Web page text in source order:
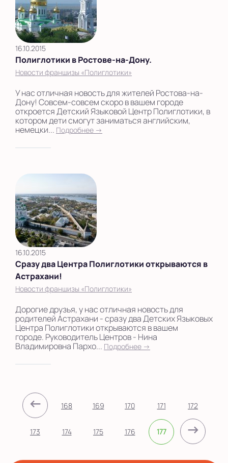
16.10.2015
Полиглотики в Ростове-на-Дону.
Новости франшизы «Полиглотики»
У нас отличная новость для жителей Ростова-на-
Дону! Совсем-совсем скоро в вашем городе
откроется Детский Языковой Центр Полиглотики, в
котором дети смогут заниматься английским,
немецки... Подробнее →
16.10.2015
Сразу два Центра Полиглотики открываются в
Астрахани!
Новости франшизы «Полиглотики»
Дорогие друзья, у нас отличная новость для
родителей Астрахани - сразу два Детских Языковых
Центра Полиглотики открываются в вашем
городе. Руководитель Центров - Нина
Владимировна Пархо... Подробнее →
← 168 169 170 171 172
173 174 175 176 177 →